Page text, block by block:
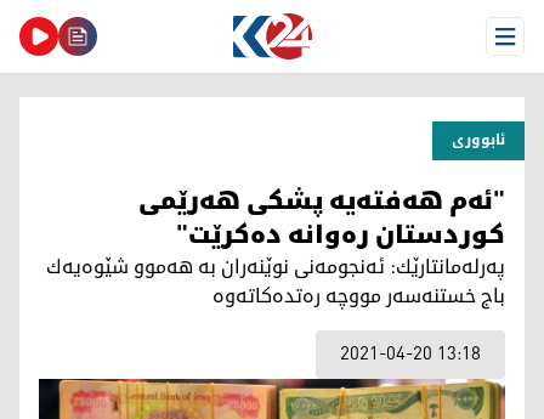
Open Menu
ئابووری
"ئەم ھەفتەیە پشكی ھەرێمی
كوردستان رەوانە دەكرێت"
پەرلەمانتارێك: ئەنجومەنی نوێنەران بە ھەموو شێوەیەك
باج خستنەسەر مووچە رەتدەكاتەوە
2021-04-20 13:18